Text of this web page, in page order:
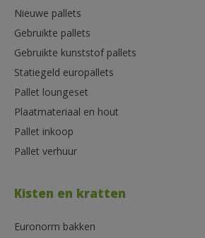
Nieuwe pallets
Gebruikte pallets
Gebruikte kunststof pallets
Statiegeld europallets
Pallet loungeset
Plaatmateriaal en hout
Pallet inkoop
Pallet verhuur
Kisten en kratten
Euronorm bakken